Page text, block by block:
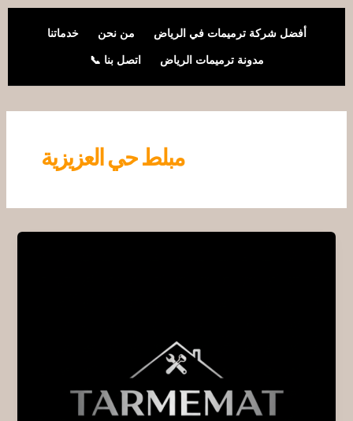
أفضل شركة ترميمات في الرياض من نحن خدماتنا
مدونة ترميمات الرياض اتصل بنا 📞
تخطي
مبلط حي العزيزية